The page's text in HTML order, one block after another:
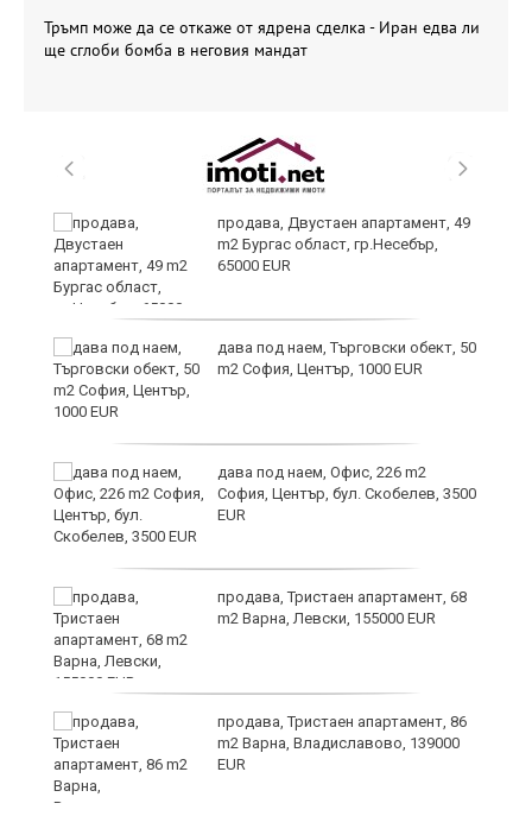
Тръмп може да се откаже от ядрена сделка - Иран едва ли
ще сглоби бомба в неговия мандат
продава, Двустаен апартамент, 49
m2 Бургас област, гр.Несебър,
65000 EUR
дава под наем, Търговски обект, 50
m2 София, Център, 1000 EUR
дава под наем, Офис, 226 m2
София, Център, бул. Скобелев, 3500
EUR
продава, Тристаен апартамент, 68
m2 Варна, Левски, 155000 EUR
продава, Тристаен апартамент, 86
m2 Варна, Владиславово, 139000
EUR